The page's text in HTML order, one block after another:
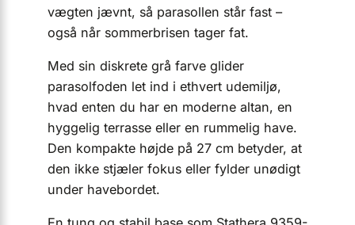
vægten jævnt, så parasollen står fast –
også når sommerbrisen tager fat.
Med sin diskrete grå farve glider
parasolfoden let ind i ethvert udemiljø,
hvad enten du har en moderne altan, en
hyggelig terrasse eller en rummelig have.
Den kompakte højde på 27 cm betyder, at
den ikke stjæler fokus eller fylder unødigt
under havebordet.